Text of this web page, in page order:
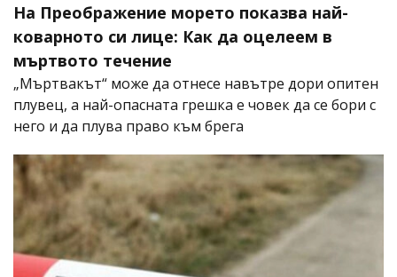
На Преображение морето показва най-
коварното си лице: Как да оцелеем в
мъртвото течение
„Мъртвакът“ може да отнесе навътре дори опитен
плувец, а най-опасната грешка е човек да се бори с
него и да плува право към брега